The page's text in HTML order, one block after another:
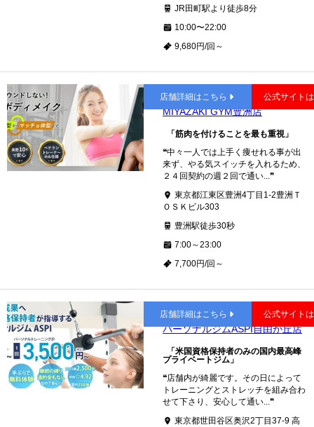
JR田町駅より徒歩8分
10:00〜22:00
9,680円/回～
豊洲
MIYAZAKI GYM豊洲店
「筋肉を付けることを最も重視」
❝中々一人では上手く痩せれる事が出
来ず、やる気スイッチを入れるため、
２４回契約の週２回で通い...❞
東京都江東区豊洲4丁目1-2豊洲Ｔ
ＯＳＫビル303
豊洲駅徒歩30秒
7:00～23:00
7,700円/回～
店舗詳細はこちら 公式サイト
自由が丘
パーソナルジムASPI自由が丘店
「米国資格保持者のみの国内最高峰
プライベートジム」
❝店舗内が綺麗です。その日によって
トレーニングとストレッチを組み合わ
せて下さり、安心して通い...❞
東京都世田谷区奥沢2丁目37-9 高
店舗詳細はこちら 公式サイト